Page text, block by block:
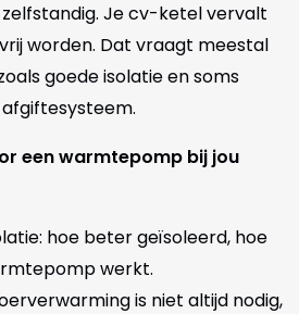
Je cv-ketel vervalt
worden. Dat vraagt meestal
goede isolatie en soms
een warmtepomp bij jou
hoe beter geïsoleerd, hoe
werkt.
is niet altijd nodig,